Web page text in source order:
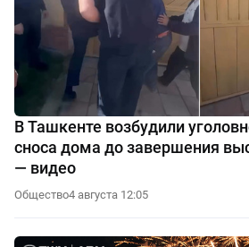
В Ташкенте возбудили
сноса дома до завершения
— видео
Общество4 августа 12:05